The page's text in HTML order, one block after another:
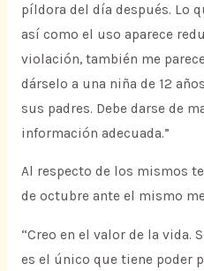
píldora del día después. Lo
así como el uso aparece
violación, también me
dárselo a una niña de 12
sus padres. Debe darse de
información adecuada.”
Al respecto de los mismos
de octubre ante el mismo
“Creo en el valor de la vida.
es el único que tiene poder